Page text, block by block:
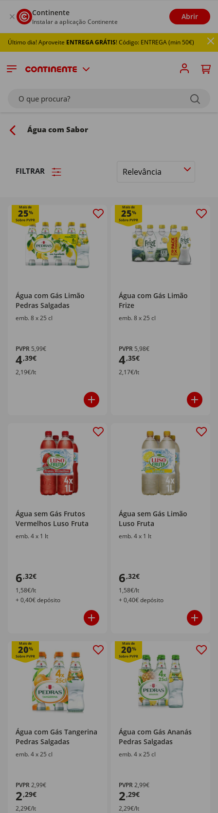
Continente
Instalar a aplicação Continente
Abrir
AproveiteENTREGA GRÁTIS! Código: ENTREGA (min 50€)
O que procura?
Água com Sabor
FILTRAR
Ordenar
Mais de
25%
Água com Gás Limão
Pedras Salgadas
emb. 8 x 25 cl
PVPR 5,99€
4,39€
2,19€/lt
Mais de
25%
Água com Gás Limão
Frize
emb. 8 x 25 cl
PVPR 5,98€
4,35€
2,17€/lt
Água sem Gás Frutos
Vermelhos Luso Fruta
emb. 4 x 1 lt
6,32€
1,58€/lt
+ 0,40€ depósito
Água sem Gás Limão
Luso Fruta
emb. 4 x 1 lt
6,32€
1,58€/lt
+ 0,40€ depósito
Mais de
20%
Água com Gás Tangerina
Pedras Salgadas
emb. 4 x 25 cl
PVPR2,99€
2,29€
2,29€/lt
Mais de
20%
Água com Gás Ananás
Pedras Salgadas
emb. 4 x 25 cl
PVPR2,99€
2,29€
2,29€/lt